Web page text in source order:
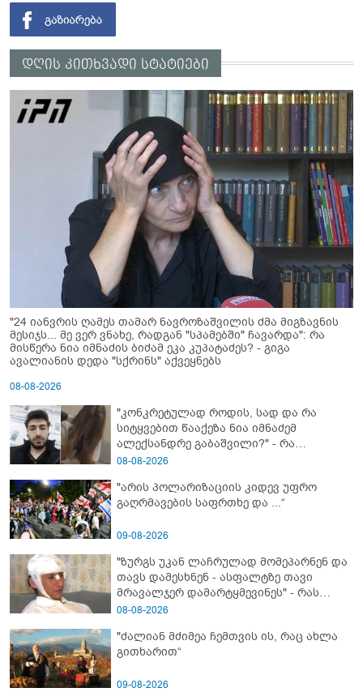
დღის კითხვადი სტატიები
"24 იანვრის ღამეს თამარ ნავროზაშვილის ძმა მიგზავნის
მესიჯს... მე ვერ ვნახე, რადგან "სპამებში" ჩავარდა": რა
მისწერა ნია იმნაძის ბიძამ ეკა კუპატაძეს? - გიგა
ავალიანის დედა "სქრინს" აქვეყნებს
08-08-2026
"კონკრეტულად როდის, სად და რა
სიტყვებით წააქეზა ნია იმნაძემ
ალექსანდრე გაბაშვილი?" - რა
მიმართვას ავრცელებს ნია იმნაძის
08-08-2026
"არის პოლარიზაციის კიდევ უფრო
გაღრმავების საფრთხე და ...“
09-08-2026
"ზურგს უკან ლაჩრულად მომეპარნენ და
თავს დამესხნენ - ასფალტზე თავი
მრავალჯერ დამარტყმევინეს" - რას
ჰყვება კურიერი, რომელსაც
გაუსწორდნენ?
08-08-2026
"ძალიან მძიმეა ჩემთვის ის, რაც ახლა
გითხარით“
09-08-2026